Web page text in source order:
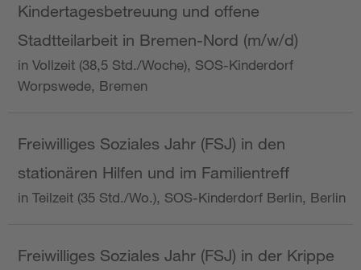
Kindertagesbetreuung und offene
Stadtteilarbeit in Bremen-Nord (m/w/d)
in Vollzeit (38,5 Std./Woche), SOS-Kinderdorf
Worpswede, Bremen
Freiwilliges Soziales Jahr (FSJ) in den
stationären Hilfen und im Familientreff
in Teilzeit (35 Std./Wo.), SOS-Kinderdorf Berlin, Berlin
Freiwilliges Soziales Jahr (FSJ) in der Krippe